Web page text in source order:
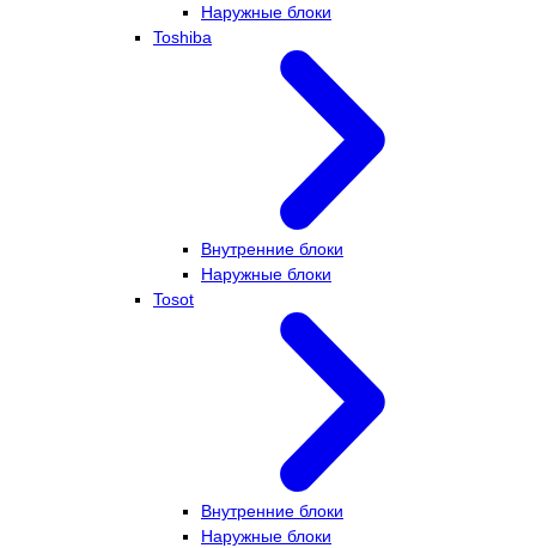
Наружные блоки
Toshiba
Внутренние блоки
Наружные блоки
Tosot
Внутренние блоки
Наружные блоки